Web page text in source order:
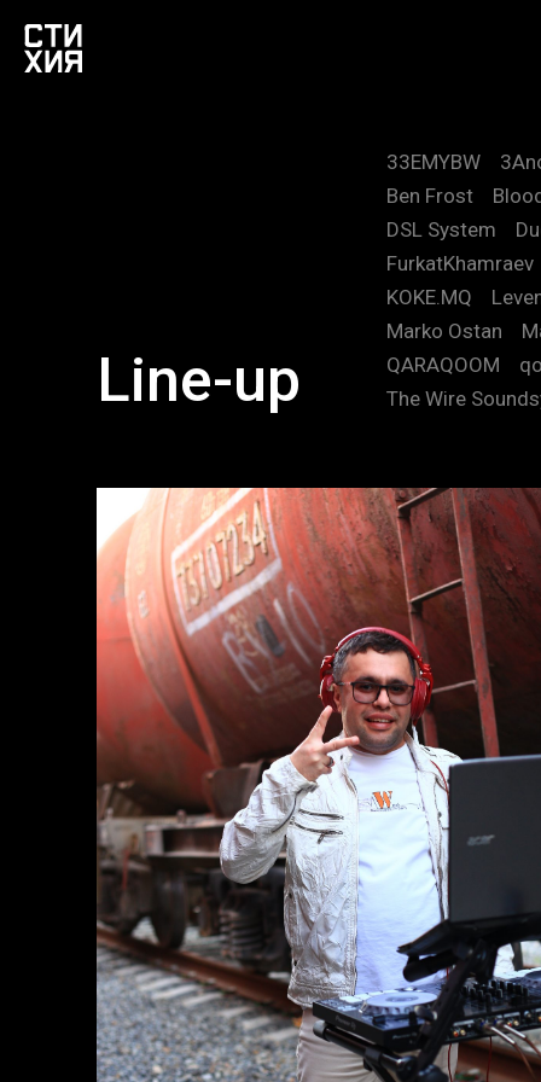
Line-up
33EMYBW
Ben Frost
DSL System
FurkatKhamraev
KOKE.MQ
Marko Ostan
QARAQOOM
The Wire